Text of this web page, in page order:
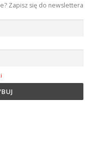
Zapisz się do newslettera